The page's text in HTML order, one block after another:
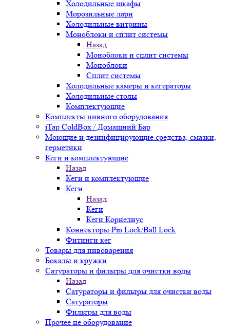
Холодильные шкафы
Морозильные лари
Холодильные витрины
Моноблоки и сплит системы
Назад
Моноблоки и сплит системы
Моноблоки
Сплит системы
Холодильные камеры и кегераторы
Холодильные столы
Комплектующие
Комплекты пивного оборудования
iTap ColdBox / Домашний Бар
Моющие и дезинфицирующие средства, смазки,
герметики
Кеги и комплектующие
Назад
Кеги и комплектующие
Кеги
Назад
Кеги
Кеги Корнелиус
Коннекторы Pin Lock/Ball Lock
Фитинги кег
Товары для пивоварения
Бокалы и кружки
Сатураторы и фильтры для очистки воды
Назад
Сатураторы и фильтры для очистки воды
Сатураторы
Фильтры для воды
Прочее не оборудование